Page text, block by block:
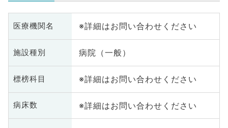
医療機関名 ※詳細はお問い合わせください
施設種別 病院（一般）
標榜科目 ※詳細はお問い合わせください
病床数 ※詳細はお問い合わせください